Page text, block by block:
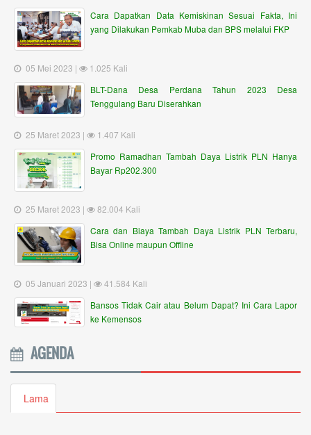
Cara Dapatkan Data Kemiskinan Sesuai Fakta, Ini
yang Dilakukan Pemkab Muba dan BPS melalui FKP
05 Mei 2023 |
1.025 Kali
BLT-Dana Desa Perdana Tahun 2023 Desa
Tenggulang Baru Diserahkan
25 Maret 2023 |
1.407 Kali
Promo Ramadhan Tambah Daya Listrik PLN Hanya
Bayar Rp202.300
25 Maret 2023 |
82.004 Kali
Cara dan Biaya Tambah Daya Listrik PLN Terbaru,
Bisa Online maupun Offline
05 Januari 2023 |
41.584 Kali
Bansos Tidak Cair atau Belum Dapat? Ini Cara Lapor
ke Kemensos
AGENDA
Lama